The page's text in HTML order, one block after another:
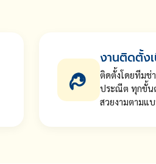
งานติดตั้ง
ติดตั้งโดยทีมช่
ประณีต ทุกขั้น
สวยงามตามแ